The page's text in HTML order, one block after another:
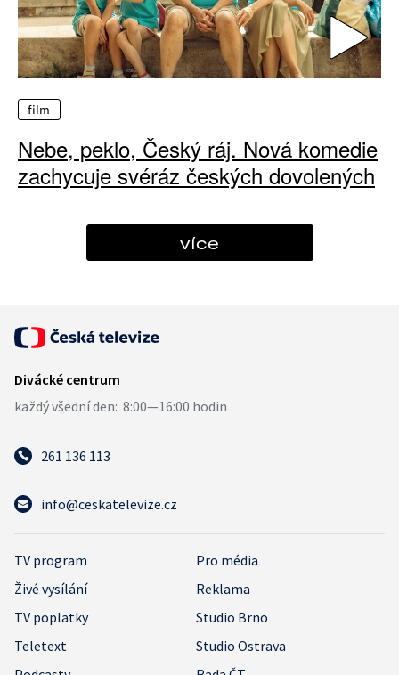
film
Nebe, peklo, Český ráj. Nová komedie
zachycuje svéráz českých dovolených
více
261 136 113
info@ceskatelevize.cz
TV program
Pro média
Živé vysílání
Reklama
TV poplatky
Studio Brno
Teletext
Studio Ostrava